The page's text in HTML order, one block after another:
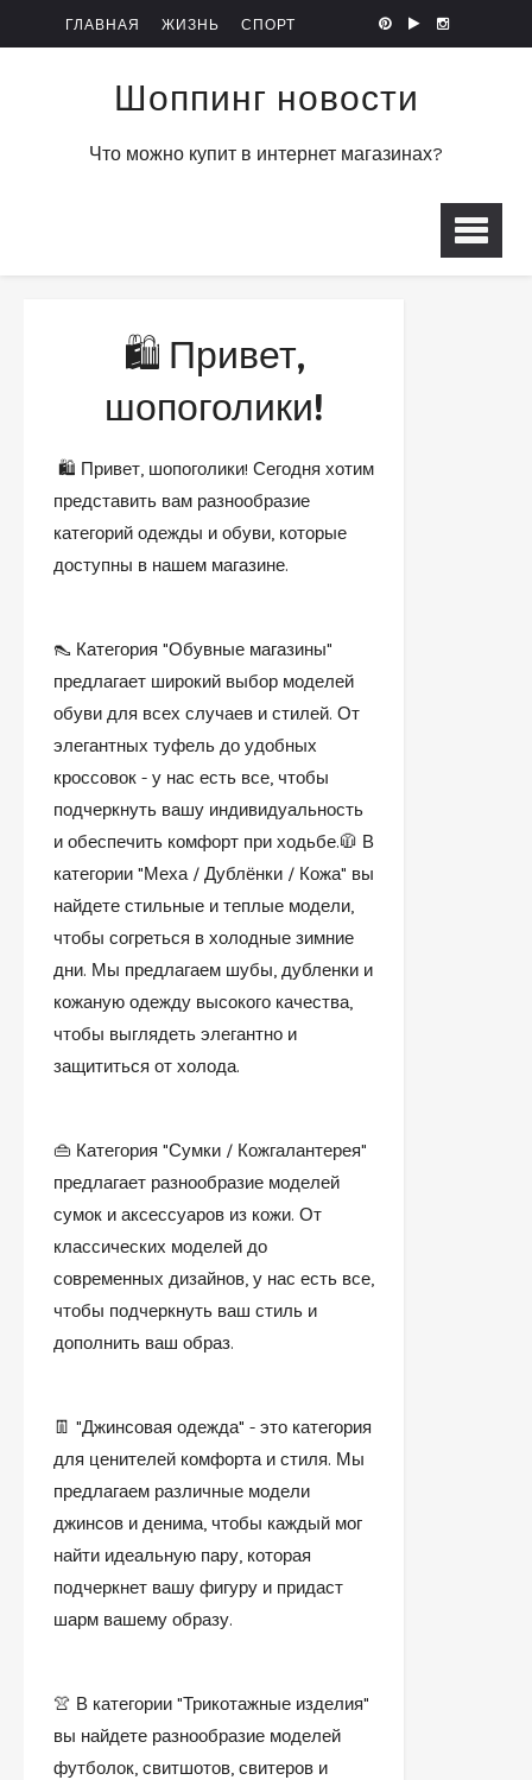
ГЛАВНАЯ ЖИЗНЬ СПОРТ
Шоппинг новости
Что можно купит в интернет магазинах?
🛍️ Привет,
шопоголики!
🛍️ Привет, шопоголики! Сегодня хотим
представить вам разнообразие
категорий одежды и обуви, которые
доступны в нашем магазине.
👠 Категория "Обувные магазины"
предлагает широкий выбор моделей
обуви для всех случаев и стилей. От
элегантных туфель до удобных
кроссовок - у нас есть все, чтобы
подчеркнуть вашу индивидуальность
и обеспечить комфорт при ходьбе.🧥 В
категории "Меха / Дублёнки / Кожа" вы
найдете стильные и теплые модели,
чтобы согреться в холодные зимние
дни. Мы предлагаем шубы, дубленки и
кожаную одежду высокого качества,
чтобы выглядеть элегантно и
защититься от холода.
👜 Категория "Сумки / Кожгалантерея"
предлагает разнообразие моделей
сумок и аксессуаров из кожи. От
классических моделей до
современных дизайнов, у нас есть все,
чтобы подчеркнуть ваш стиль и
дополнить ваш образ.
👖 "Джинсовая одежда" - это категория
для ценителей комфорта и стиля. Мы
предлагаем различные модели
джинсов и денима, чтобы каждый мог
найти идеальную пару, которая
подчеркнет вашу фигуру и придаст
шарм вашему образу.
👚 В категории "Трикотажные изделия"
вы найдете разнообразие моделей
футболок, свитшотов, свитеров и